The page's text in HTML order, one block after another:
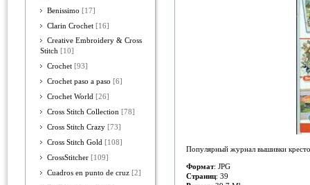
Benissimo [17]
Clarin Crochet [16]
Creative Embroidery & Cross
Stitch [10]
Crochet [93]
Crochet paso a paso [6]
Crochet World [26]
Cross Stitch Collection [78]
Cross Stitch Crazy [73]
Cross Stitch Gold [108]
CrossStitcher [109]
Cuadros en punto de cruz [2]
Популярный журнал вышивки
Формат: JPG
Страниц: 39